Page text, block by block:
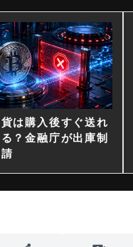
は購入後すぐ送れ
？金融庁が出庫制